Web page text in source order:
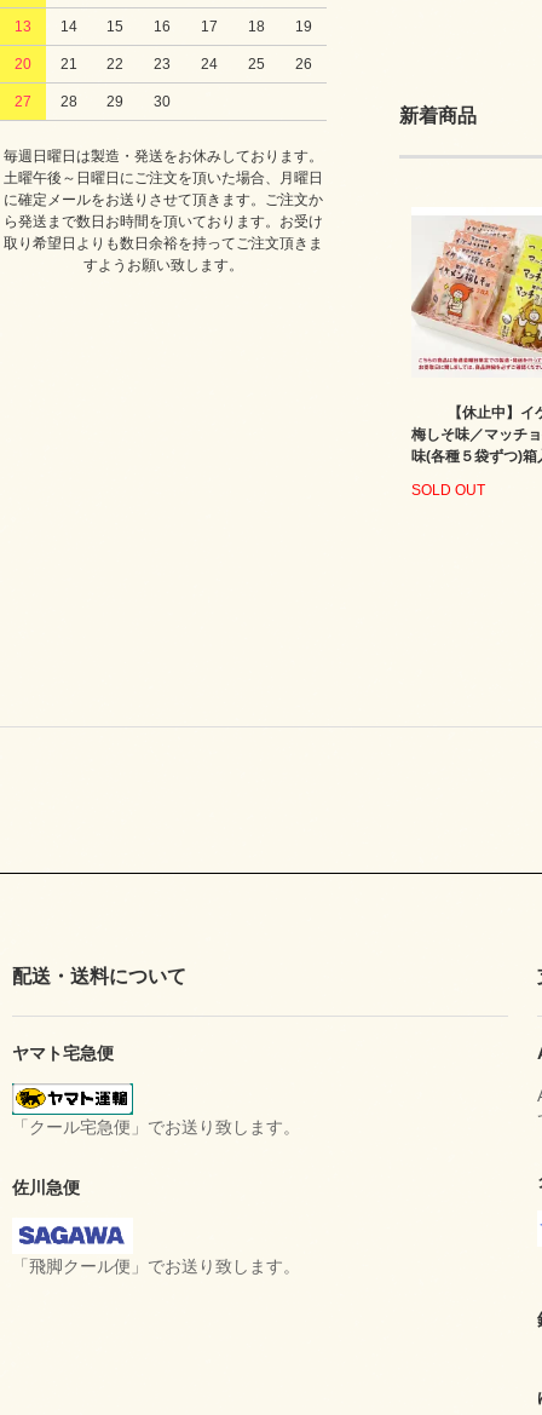
13 14 15 16 17 18 19
20 21 22 23 24 25 26
27 28 29 30
毎週日曜日は製造・発送をお休みしております。
土曜午後～日曜日にご注文を頂いた場合、月曜日
に確定メールをお送りさせて頂きます。ご注文か
ら発送まで数日お時間を頂いております。お受け
取り希望日よりも数日余裕を持ってご注文頂きま
すようお願い致します。
新着商品
【休止中】イ
梅しそ味／マッチ
味(各種５袋ずつ)箱
SOLD OUT
配送・送料について
ヤマト宅急便
「クール宅急便」でお送り致します。
佐川急便
「飛脚クール便」でお送り致します。